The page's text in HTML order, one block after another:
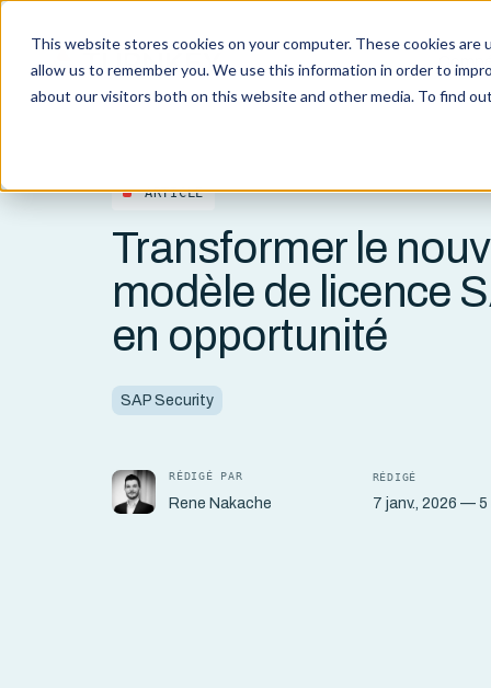
This website stores cookies on your computer. These cookies
allow us to remember you. We use this information in order to
about our visitors both on this website and other media. To find
ARTICLE
Transformer le
modèle de licence
en opportunité
SAP Security
RÉDIGÉ PAR
Rene Nakache
RÉDIGÉ
7 janv., 2026 —